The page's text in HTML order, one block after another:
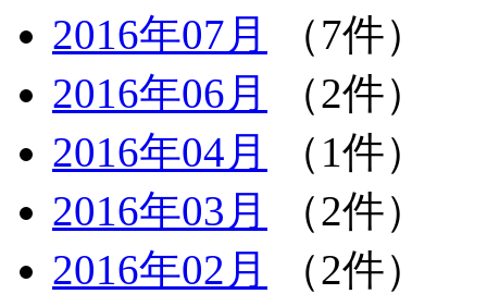
2016年07月
（7件）
2016年06月
（2件）
2016年04月
（1件）
2016年03月
（2件）
2016年02月
（2件）